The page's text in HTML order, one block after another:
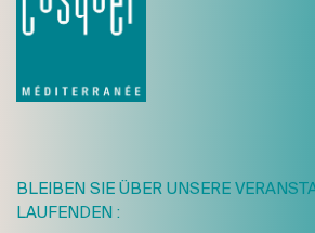
BLEIBEN SIE ÜBER UNSERE
LAUFENDEN :